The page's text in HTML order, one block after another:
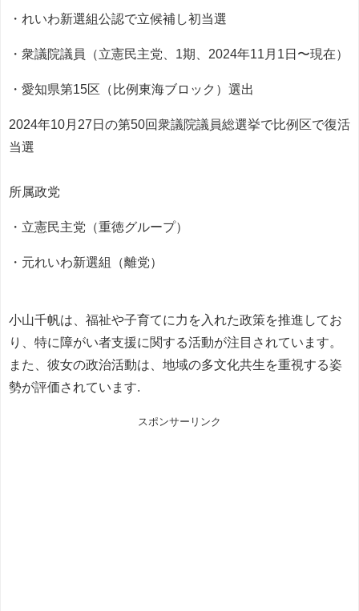
・れいわ新選組公認で立候補し初当選
・衆議院議員（立憲民主党、1期、2024年11月1日〜現在）
・愛知県第15区（比例東海ブロック）選出
2024年10月27日の第50回衆議院議員総選挙で比例区で復活
当選
所属政党
・立憲民主党（重徳グループ）
・元れいわ新選組（離党）
小山千帆は、福祉や子育てに力を入れた政策を推進してお
り、特に障がい者支援に関する活動が注目されています。
また、彼女の政治活動は、地域の多文化共生を重視する姿
勢が評価されています.
スポンサーリンク